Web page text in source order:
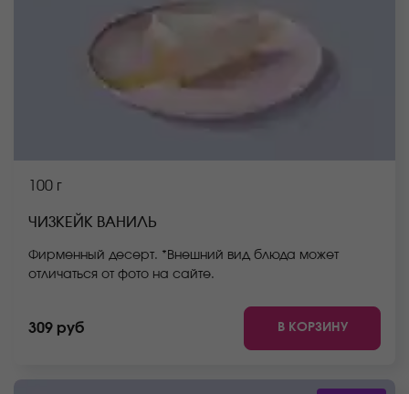
100 г
ЧИЗКЕЙК ВАНИЛЬ
Фирменный десерт. *Внешний вид блюда может
отличаться от фото на сайте.
309 руб В КОРЗИНУ